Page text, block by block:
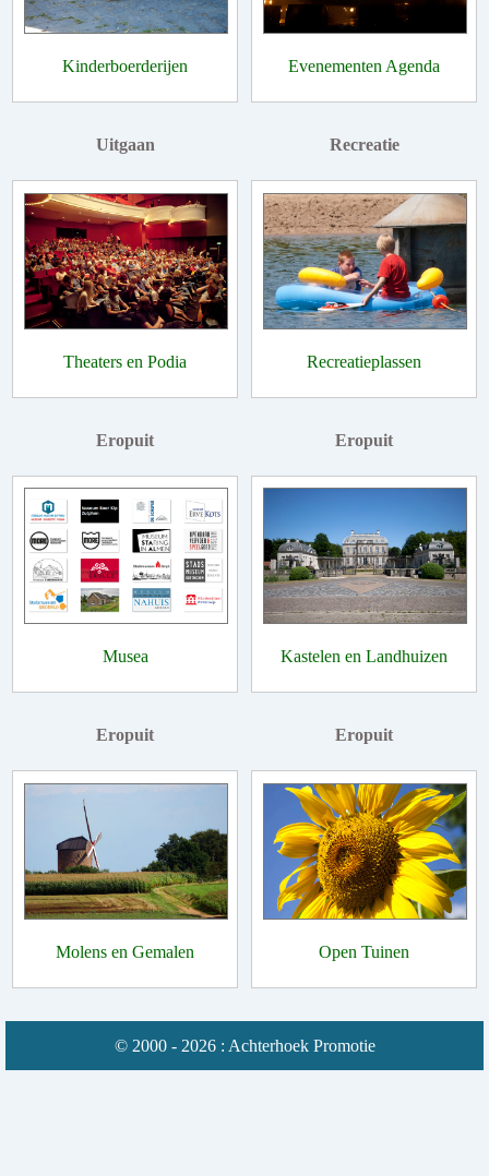
Kinderboerderijen Evenementen Agenda
Uitgaan
Theaters en Podia
Recreatie
Recreatieplassen
Eropuit
Musea
Eropuit
Kastelen en Landhuizen
Eropuit
Molens en Gemalen
Eropuit
Open Tuinen
© 2000 - 2026 : Achterhoek Promotie